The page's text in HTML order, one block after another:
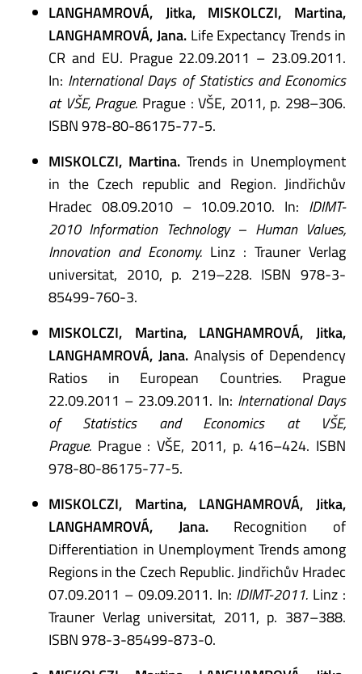
LANGHAMROVÁ, Jitka, MISKOLCZI, Martina,
LANGHAMROVÁ, Jana.Life Expectancy Trends in
CR and EU. Prague 22.09.2011 – 23.09.2011.
In: International Days of Statistics and Economics
at VŠE, Prague. Prague : VŠE, 2011, p. 298–306.
ISBN 978-80-86175-77-5.
MISKOLCZI, Martina.Trends in Unemployment
in the Czech republic and Region. Jindřichův
Hradec 08.09.2010 – 10.09.2010. In: IDIMT-
2010 Information Technology – Human Values,
Innovation and Economy. Linz : Trauner Verlag
universitat, 2010, p. 219–228. ISBN 978-3-
85499-760-3.
MISKOLCZI, Martina, LANGHAMROVÁ, Jitka,
LANGHAMROVÁ, Jana. Analysis of Dependency
Ratios in European Countries. Prague
22.09.2011 – 23.09.2011. In: International Days
of Statistics and Economics at VŠE,
Prague. Prague : VŠE, 2011, p. 416–424. ISBN
978-80-86175-77-5.
MISKOLCZI, Martina, LANGHAMROVÁ, Jitka,
LANGHAMROVÁ, Jana.Recognition of
Differentiation in Unemployment Trends among
Regions in the Czech Republic. Jindřichův Hradec
07.09.2011 – 09.09.2011. In: IDIMT-2011. Linz :
Trauner Verlag universitat, 2011, p. 387–388.
ISBN 978-3-85499-873-0.